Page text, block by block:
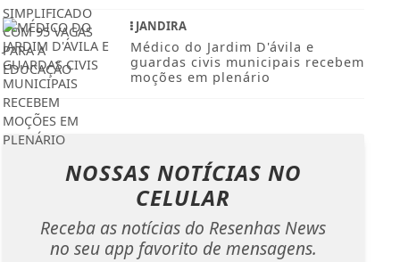
JANDIRA
Médico do Jardim D'ávila e
guardas civis municipais recebem
moções em plenário
NOSSAS NOTÍCIAS NO
CELULAR
Receba as notícias do Resenhas News
no seu app favorito de mensagens.